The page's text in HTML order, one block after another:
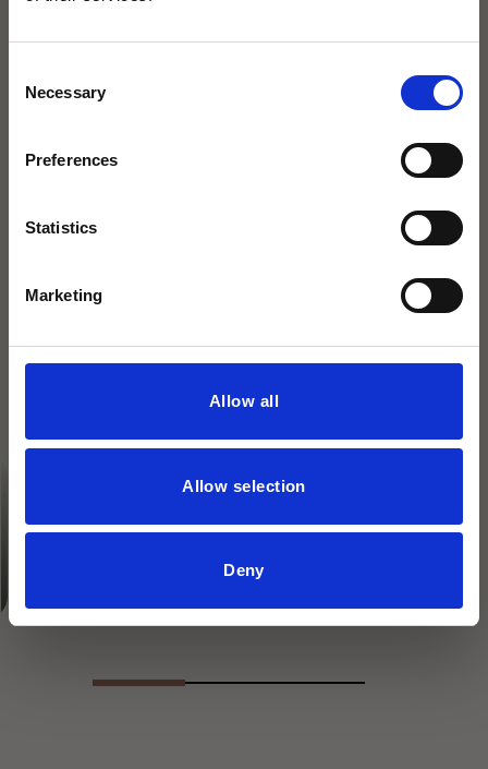
Selection
Necessary
Preferences
Statistics
Marketing
Allow all
Allow selection
Deny
Zubehör
Unterputzkörper für
Design Patricia Urquiola